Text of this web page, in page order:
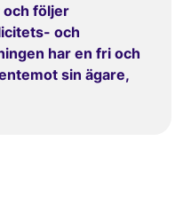
och följer
och
har en fri och
sin ägare,